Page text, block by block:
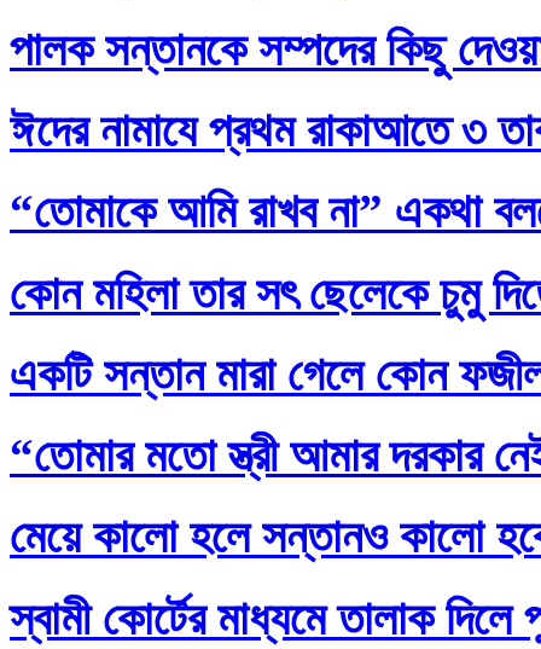
পালক সন্তানকে সম্পদের কিছু
ঈদের নামাযে প্রথম রাকাআতে ৩
“তোমাকে আমি রাখব না” একথা
কোন মহিলা তার সৎ ছেলেকে চুমু
একটি সন্তান মারা গেলে কোন
“তোমার মতো স্ত্রী আমার দরকার
মেয়ে কালো হলে সন্তানও কালো
স্বামী কোর্টের মাধ্যমে তালাক দিলে